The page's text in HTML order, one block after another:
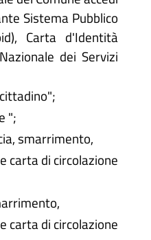
Sistema Pubblico
Carta d'Identità
dei Servizi
";
smarrimento,
carta di circolazione
carta di circolazione